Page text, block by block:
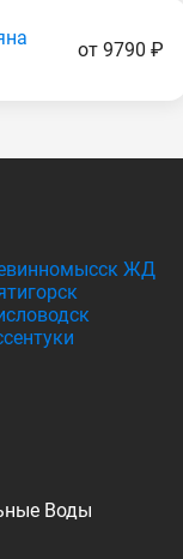
от 9790 ₽
ЖД
Воды